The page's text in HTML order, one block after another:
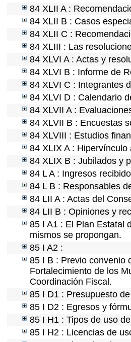
84 XLII A :
84 XLII B : Casos
84 XLII C :
84 XLIII : Las
84 XLVI A : Actas y
84 XLVI B : Informe de
84 XLVI C : Integrantes
84 XLVI D : Calendario
84 XLVII A :
84 XLVII B : Encuestas
84 XLVIII : Estudios
84 XLIX A :
84 XLIX B : Jubilados y
84 L A : Ingresos
84 L B : Responsables
84 LII A : Actas del
84 LII B : Opiniones y
85 I A1 : El Plan Estatal
mismos se propongan.
85 I A2 :
85 I B : Previo convenio
Fortalecimiento de los
Coordinación Fiscal.
85 I D1 : Presupuesto
85 I D2 : Egresos y
85 I H1 : Tipos de uso
85 I H2 : Licencias de